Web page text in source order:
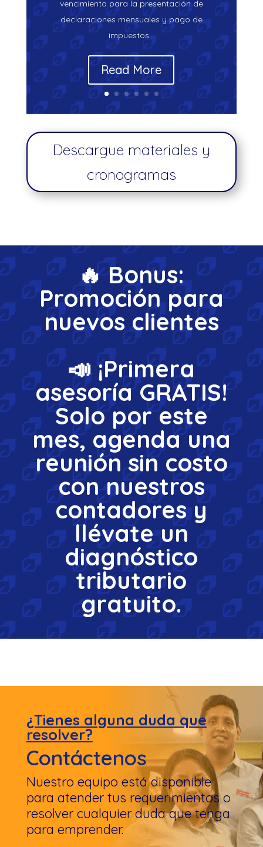
vencimiento para la presentación de
declaraciones mensuales y pago de
impuestos…
Read More
Descargue materiales y
cronogramas
🔥 Bonus:
Promoción para
nuevos clientes
📣¡Primera
asesoría GRATIS!
Solo por este
mes, agenda una
reunión sin costo
con nuestros
contadores y
llévate un
diagnóstico
tributario
gratuito.
¿Tienes alguna duda que
resolver?
Contáctenos
Nuestro equipo está disponible
para atender tus requerimientos o
resolver cualquier duda que tenga
para emprender.